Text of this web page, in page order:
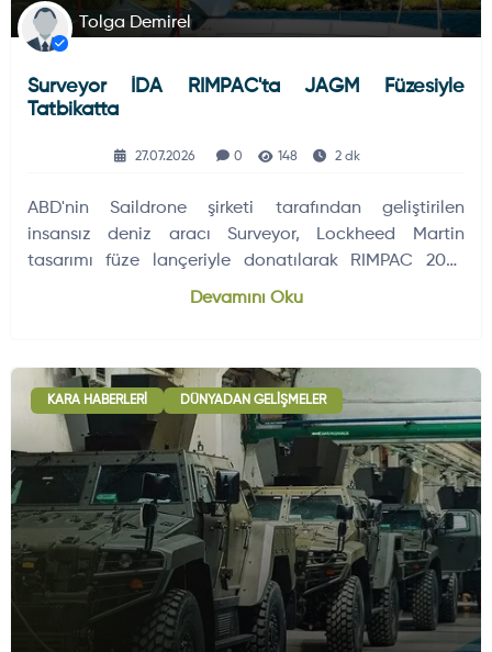
Tolga Demirel
Surveyor İDA RIMPAC'ta JAGM Füzesiyle
Tatbikatta
27.07.2026 0 148 2 dk
ABD'nin Saildrone şirketi tarafından geliştirilen
insansız deniz aracı Surveyor, Lockheed Martin
tasarımı füze lançeriyle donatılarak RIMPAC 2026
Tatbikatı'nda operasyonel…
Devamını Oku
KARA HABERLERI DÜNYADAN GELIŞMELER